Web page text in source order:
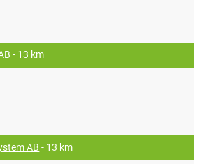
- 13 km
AB - 13 km